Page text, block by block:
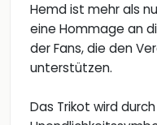
Hemd ist mehr als
eine Hommage an
der Fans, die den
unterstützen.
Das Trikot wird